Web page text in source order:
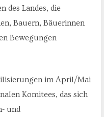
des Landes, die
Bauern, Bäuerinnen
Bewegungen
im April/Mai
Komitees, das sich
und